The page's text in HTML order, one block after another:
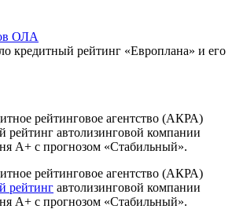
ОЛА
кредитный рейтинг «Европлана» и его
рейтинговое агентство (АКРА)
рейтинг автолизинговой компании
A+ с прогнозом «Стабильный».
рейтинговое агентство (АКРА)
рейтинг автолизинговой компании
A+ с прогнозом «Стабильный».